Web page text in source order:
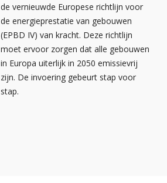
de vernieuwde Europese richtlijn voor
de energieprestatie van gebouwen
(EPBD IV) van kracht. Deze richtlijn
moet ervoor zorgen dat alle gebouwen
in Europa uiterlijk in 2050 emissievrij
zijn. De invoering gebeurt stap voor
stap.